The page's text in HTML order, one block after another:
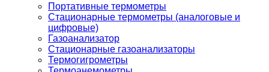
Портативные термометры
Стационарные термометры (аналоговые и
цифровые)
Газоанализатор
Стационарные газоанализаторы
Термогигрометры